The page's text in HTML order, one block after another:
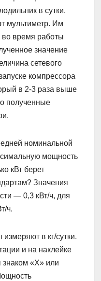
в сутки.
мультиметр. Им
во время работы
значение
сетевого
компрессора
в 2-3 раза выше
полученные
номинальной
мощность
кВт берет
Значения
— 0,3 кВт/ч, для
ч.
в кг/сутки.
и на наклейке
знаком «Х» или